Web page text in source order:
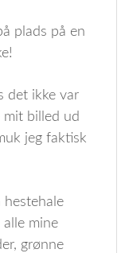
plads på en
det ikke var
billed ud
jeg faktisk
hestehale
alle mine
grønne